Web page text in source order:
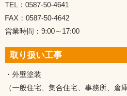
TEL：0587-50-4641
FAX：0587-50-4642
営業時間：9:00～17:00
取り扱い工事
・外壁塗装
（一般住宅、集合住宅、事務所、倉